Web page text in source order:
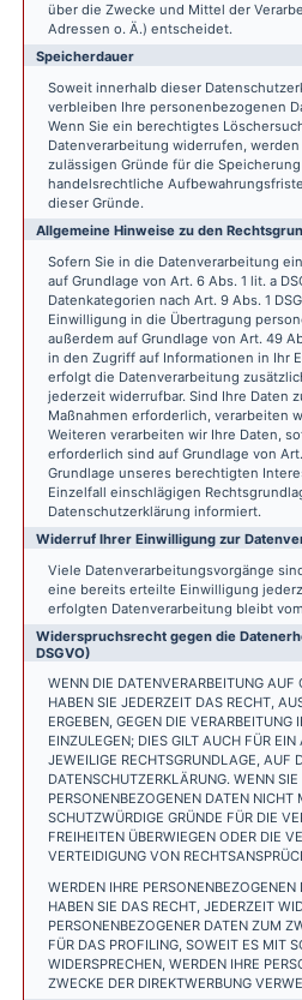
über die Zwecke und Mittel der
Adressen o. Ä.) entscheidet.
Speicherdauer
Soweit innerhalb dieser
verbleiben Ihre personenbezogenen
Wenn Sie ein berechtigtes
Datenverarbeitung widerrufen,
zulässigen Gründe für die
handelsrechtliche
dieser Gründe.
Allgemeine Hinweise zu den
Sofern Sie in die Datenverarbeitung
auf Grundlage von Art. 6 Abs. 1 lit. a
Datenkategorien nach Art. 9 Abs. 1
Einwilligung in die Übertragung
außerdem auf Grundlage von Art. 49
in den Zugriff auf Informationen in Ihr
erfolgt die Datenverarbeitung
jederzeit widerrufbar. Sind Ihre Daten
Maßnahmen erforderlich, verarbeiten
Weiteren verarbeiten wir Ihre Daten,
erforderlich sind auf Grundlage von
Grundlage unseres berechtigten
Einzelfall einschlägigen
Datenschutzerklärung informiert.
Widerruf Ihrer Einwilligung zur
Viele Datenverarbeitungsvorgänge
eine bereits erteilte Einwilligung
erfolgten Datenverarbeitung bleibt
Widerspruchsrecht gegen die
DSGVO)
WENN DIE DATENVERARBEITUNG
HABEN SIE JEDERZEIT DAS RECHT,
ERGEBEN, GEGEN DIE
EINZULEGEN; DIES GILT AUCH FÜR
JEWEILIGE RECHTSGRUNDLAGE, AUF
DATENSCHUTZERKLÄRUNG. WENN
PERSONENBEZOGENEN DATEN
SCHUTZWÜRDIGE GRÜNDE FÜR DIE
FREIHEITEN ÜBERWIEGEN ODER DIE
VERTEIDIGUNG VON
WERDEN IHRE
HABEN SIE DAS RECHT, JEDERZEIT
PERSONENBEZOGENER DATEN ZUM
FÜR DAS PROFILING, SOWEIT ES MIT
WIDERSPRECHEN, WERDEN IHRE
ZWECKE DER DIREKTWERBUNG